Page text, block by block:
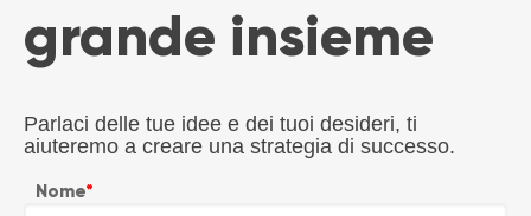
grande insieme
Parlaci delle tue idee e dei tuoi desideri, ti
aiuteremo a creare una strategia di successo.
Nome*